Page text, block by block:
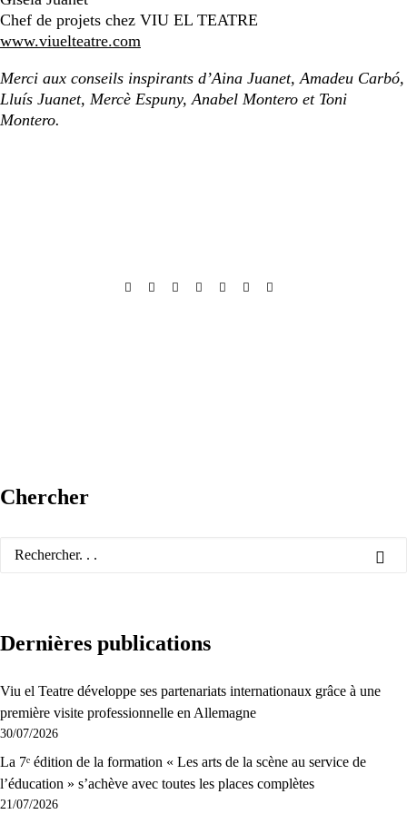
Chef de projets chez VIU EL TEATRE
www.viuelteatre.com
Merci aux conseils inspirants d’Aina Juanet, Amadeu Carbó,
Lluís Juanet, Mercè Espuny, Anabel Montero et Toni
Montero.
Chercher
Dernières publications
Viu el Teatre développe ses partenariats internationaux grâce à une
première visite professionnelle en Allemagne
30/07/2026
La 7ᵉ édition de la formation « Les arts de la scène au service de
l’éducation » s’achève avec toutes les places complètes
21/07/2026